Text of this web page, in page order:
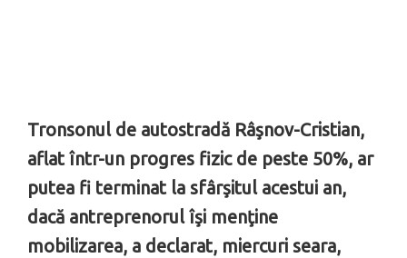
Tronsonul de autostradă Râşnov-Cristian,
aflat într-un progres fizic de peste 50%, ar
putea fi terminat la sfârşitul acestui an,
dacă antreprenorul îşi menţine
mobilizarea, a declarat, miercuri seara,